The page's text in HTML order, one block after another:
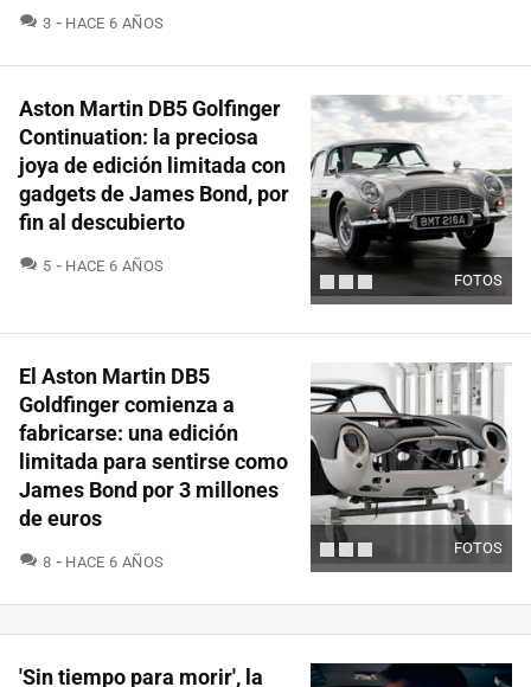
3 COMENTARIOS
HACE 6 AÑOS
FOTOS
Aston Martin DB5 Golfinger
Continuation: la preciosa
joya de edición limitada con
gadgets de James Bond, por
fin al descubierto
5 COMENTARIOS
HACE 6 AÑOS
FOTOS
El Aston Martin DB5
Goldfinger comienza a
fabricarse: una edición
limitada para sentirse como
James Bond por 3 millones
de euros
8 COMENTARIOS
HACE 6 AÑOS
'Sin tiempo para morir', la